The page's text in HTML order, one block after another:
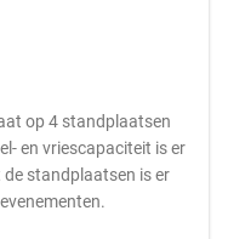
op 4 standplaatsen
en vriescapaciteit is er
standplaatsen is er